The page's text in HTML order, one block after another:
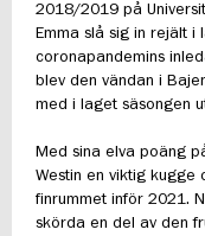
2018/2019 på
Emma slå sig in rejält i
coronapandemins
blev den vändan i
med i laget säsongen
Med sina elva poäng
Westin en viktig kugge
finrummet inför 2021.
skörda en del av den